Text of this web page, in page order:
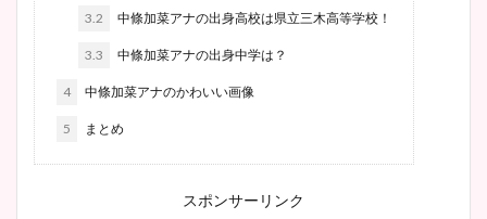
3.2 中條加菜アナの出身高校は県立三木高等学校！
3.3 中條加菜アナの出身中学は？
4 中條加菜アナのかわいい画像
5 まとめ
スポンサーリンク